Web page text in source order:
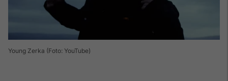
Young Zerka (Foto: YouTube)